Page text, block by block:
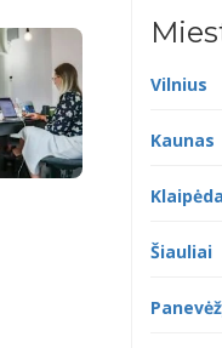
Vilnius
Kaunas
Klaipėda
Šiauliai